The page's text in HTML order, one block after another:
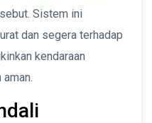
Sistem ini
dan segera terhadap
kendaraan